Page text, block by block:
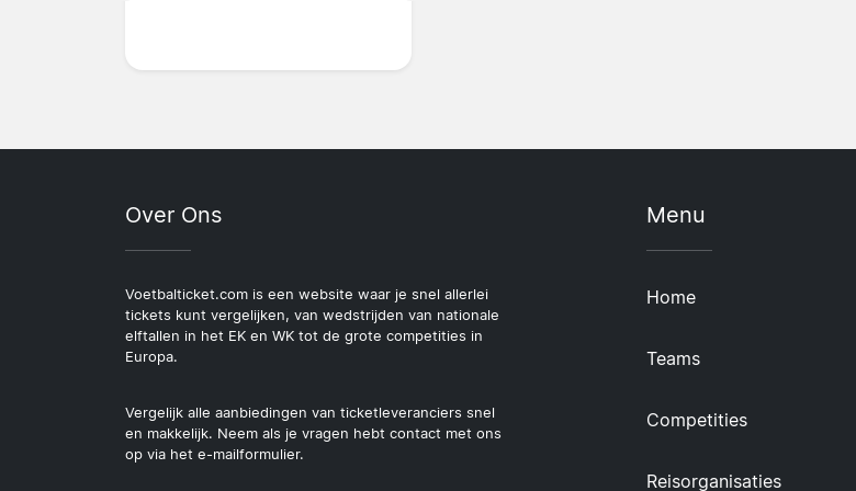
Over Ons
Voetbalticket.com is een website waar je snel allerlei
tickets kunt vergelijken, van wedstrijden van nationale
elftallen in het EK en WK tot de grote competities in
Europa.
Vergelijk alle aanbiedingen van ticketleveranciers snel
en makkelijk. Neem als je vragen hebt contact met ons
op via het e-mailformulier.
Menu
Home
Teams
Competities
Reisorganisaties